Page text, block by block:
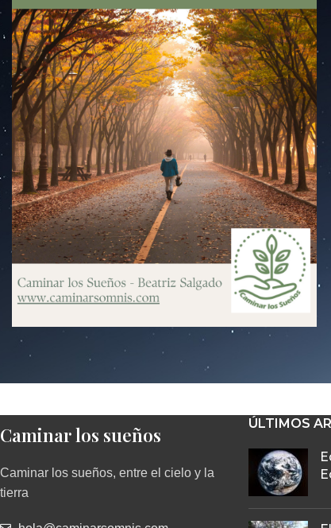
Caminar los sueños
Caminar los sueños, entre el cielo y la
tierra
ÚLTIMOS